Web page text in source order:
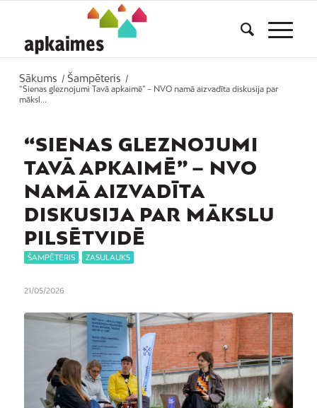
Sākums / Šampēteris
/
“Sienas gleznojumi Tavā apkaimē” – NVO namā aizvadīta diskusija par
māksl...
“SIENAS GLEZNOJUMI
TAVĀ APKAIMĒ” – NVO
NAMĀ AIZVADĪTA
DISKUSIJA PAR MĀKSLU
PILSĒTVIDĒ
ŠAMPĒTERIS ZASULAUKS
21/05/2026